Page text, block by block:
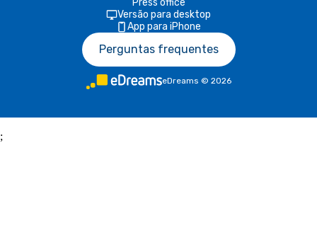
Press office
Versão para desktop
App para iPhone
Perguntas frequentes
eDreams © 2026
;